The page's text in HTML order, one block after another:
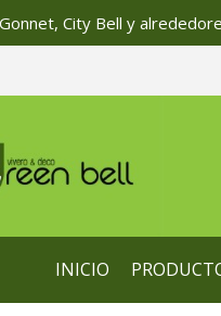
Gonnet, City Bell y
INICIO